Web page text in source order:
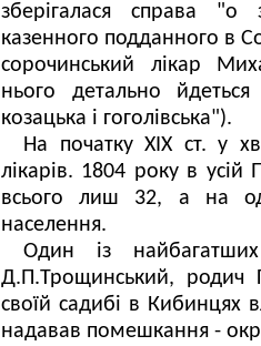
зберігалася справа
казенного подданного в
сорочинський лікар
нього детально
козацька і гоголівська").
На початку ХІХ ст. у
лікарів. 1804 року в усій
всього лиш 32, а на
населення.
Один із найбагатших
Д.П.Трощинський, родич
своїй садибі в Кибинцях
надавав помешкання -